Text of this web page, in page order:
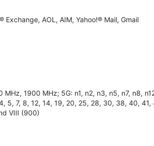
Exchange, AOL, AIM, Yahoo!® Mail, Gmail
1900 MHz; 5G: n1, n2, n3, n5, n7, n8,
5, 7, 8, 12, 14, 19, 20, 25, 28, 30, 38, 40,
VIII (900)